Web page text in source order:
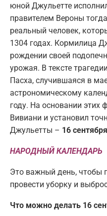
юной Джульетте
правителем Вероны
реальный человек,
1304 годах. Кормилица
рождении своей
урожая. В тексте
Пасха, случившаяся в
астрономическому
году. На основании этих
Вивиани и установил
Джульетты – 16
НАРОДНЫЙ КАЛЕНДАРЬ
Это важный день, чтобы
провести уборку и
Что можно делать 16